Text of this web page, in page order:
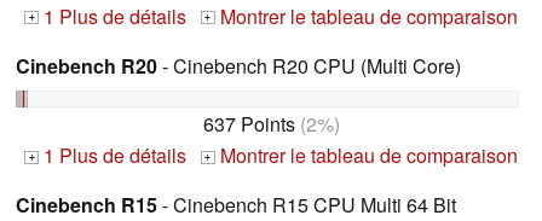
+ 1 Plus de détails + Montrer le tableau de comparaison
Cinebench R20- Cinebench R20 CPU (Multi Core)
637 Points(2%)
+ 1 Plus de détails + Montrer le tableau de comparaison
Cinebench R15- Cinebench R15 CPU Multi 64 Bit